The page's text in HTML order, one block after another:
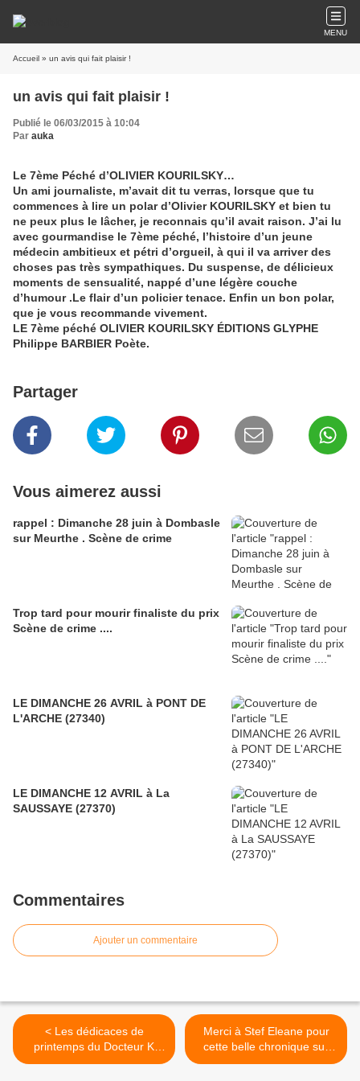
MENU
Accueil » un avis qui fait plaisir !
un avis qui fait plaisir !
Publié le 06/03/2015 à 10:04
Par auka
Le 7ème Péché d’OLIVIER KOURILSKY…
Un ami journaliste, m’avait dit tu verras, lorsque que tu
commences à lire un polar d’Olivier KOURILSKY et bien tu
ne peux plus le lâcher, je reconnais qu’il avait raison. J’ai lu
avec gourmandise le 7ème péché, l’histoire d’un jeune
médecin ambitieux et pétri d’orgueil, à qui il va arriver des
choses pas très sympathiques. Du suspense, de délicieux
moments de sensualité, nappé d’une légère couche
d’humour .Le flair d’un policier tenace. Enfin un bon polar,
que je vous recommande vivement.
LE 7ème péché OLIVIER KOURILSKY ÉDITIONS GLYPHE
Philippe BARBIER Poète.
Partager
Vous aimerez aussi
rappel : Dimanche 28 juin à Dombasle
sur Meurthe . Scène de crime
Trop tard pour mourir finaliste du prix
Scène de crime ....
LE DIMANCHE 26 AVRIL à PONT DE
L'ARCHE (27340)
LE DIMANCHE 12 AVRIL à La
SAUSSAYE (27370)
Commentaires
Ajouter un commentaire
< Les dédicaces de
printemps du Docteur K
(liste provisoire..)
Merci à Stef Eleane pour
cette belle chronique sur
son blog ! >